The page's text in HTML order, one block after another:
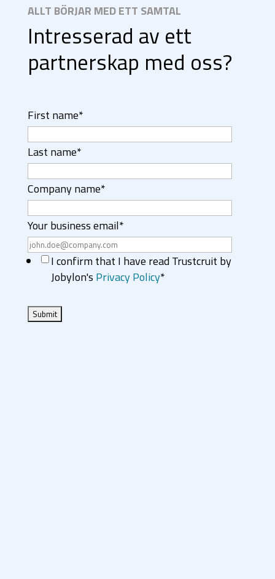
ALLT BÖRJAR MED ETT SAMTAL
Intresserad av ett
partnerskap med oss?
First name*
Last name*
Company name*
Your business email*
I confirm that I have read Trustcruit by
Jobylon's Privacy Policy*